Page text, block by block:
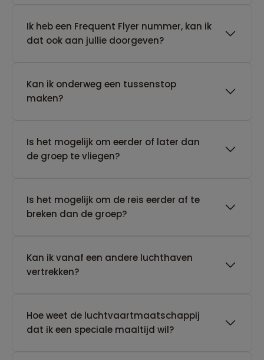
Ik heb een Frequent Flyer nummer, kan ik
dat ook aan jullie doorgeven?
Kan ik onderweg een tussenstop
maken?
Is het mogelijk om eerder of later dan
de groep te vliegen?
Is het mogelijk om de reis eerder af te
breken dan de groep?
Kan ik vanaf een andere luchthaven
vertrekken?
Hoe weet de luchtvaartmaatschappij
dat ik een speciale maaltijd wil?